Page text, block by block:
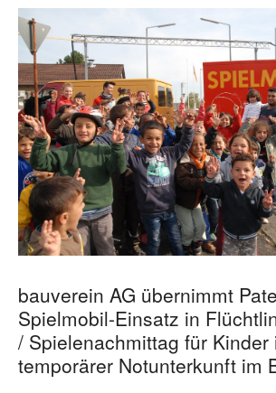
bauverein AG übernimmt
Spielmobil-Einsatz in
/ Spielenachmittag für Kinder
temporärer Notunterkunft im